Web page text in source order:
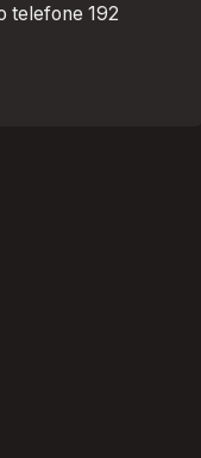
telefone 192